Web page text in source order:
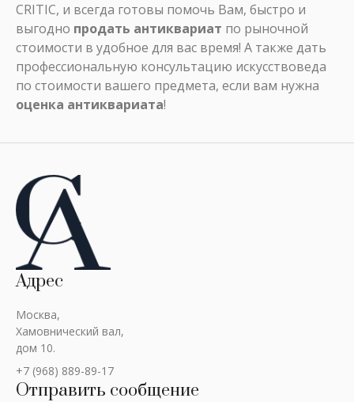
CRITIC, и всегда готовы помочь Вам, быстро и
выгодно продать антиквариат по рыночной
стоимости в удобное для вас время! А также дать
профессиональную консультацию искусствоведа
по стоимости вашего предмета, если вам нужна
оценка антиквариата!
Адрес
Москва,
Хамовнический вал,
дом 10.
+7 (968) 889-89-17
Отправить сообщение